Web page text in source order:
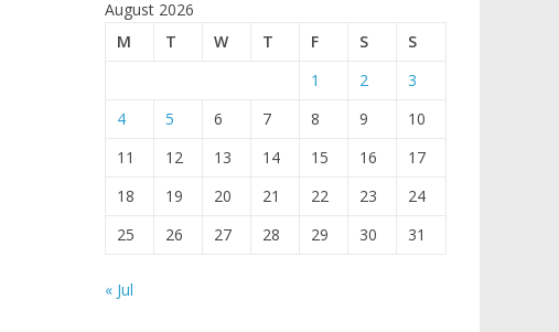
August 2026
M
T W T F S
S
1
2
3
4
5 6 7 8 9
10
11
12 13 14 15 16
17
18
19 20 21 22 23
24
25
26 27 28 29 30 31
« Jul